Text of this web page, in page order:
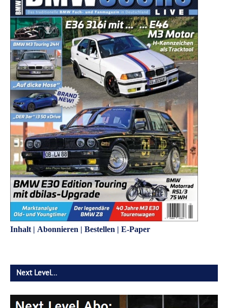
Inhalt | Abonnieren | Bestellen | E-Paper
Next Level…